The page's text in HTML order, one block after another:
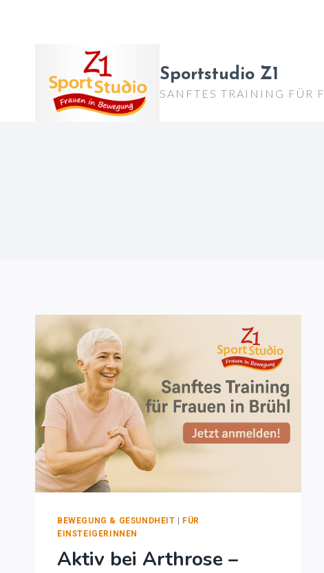
Sportstudio Z1
SANFTES TRAINING FÜR
BEWEGUNG & GESUNDHEIT | FÜR
EINSTEIGERINNEN
Aktiv bei Arthrose –